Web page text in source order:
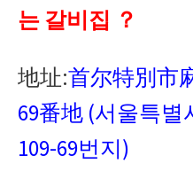
는 갈비집 ？
地址:首尔特別市
69番地 (서울특
109-69번지)